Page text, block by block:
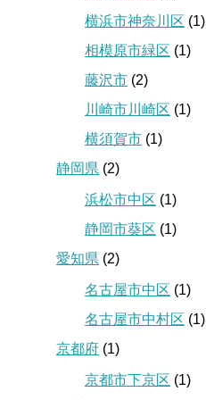
横浜市神奈川区 (1)
相模原市緑区 (1)
藤沢市 (2)
川崎市川崎区 (1)
横須賀市 (1)
静岡県 (2)
浜松市中区 (1)
静岡市葵区 (1)
愛知県 (2)
名古屋市中区 (1)
名古屋市中村区 (1)
京都府 (1)
京都市下京区 (1)